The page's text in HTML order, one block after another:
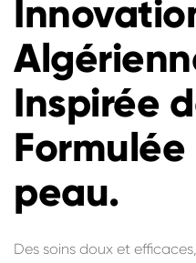
Inspirée
peau.
Des soins doux et